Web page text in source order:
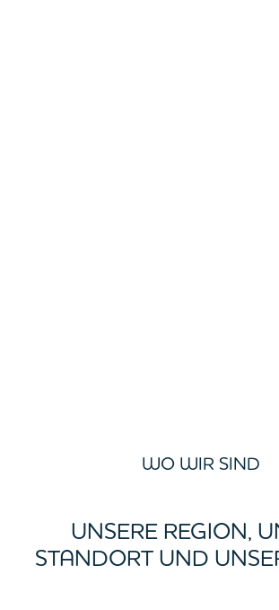
WO WIR SIND
UNSERE REGION,
STANDORT UND